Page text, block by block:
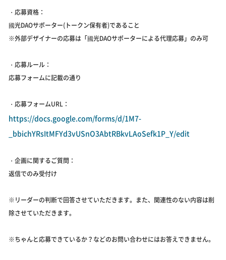
・応募資格：
國光DAOサポーター(トークン保有者)であること
※外部デザイナーの応募は「國光DAOサポーターによる代理応募」のみ可
・応募ルール：
応募フォームに記載の通り
・応募フォームURL：
https://docs.google.com/forms/d/1M7-
_bbichYRsItMFYd3vUSnO3AbtRBkvLAoSefk1P_Y/edit
・企画に関するご質問：
返信でのみ受付け
※リーダーの判断で回答させていただきます。また、関連性のない内容は削
除させていただきます。
※ちゃんと応募できているか？などのお問い合わせにはお答えできません。